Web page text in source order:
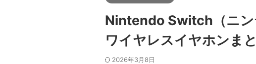
Nintendo Switch（ニン
ワイヤレスイヤホンま
2026年3月8日